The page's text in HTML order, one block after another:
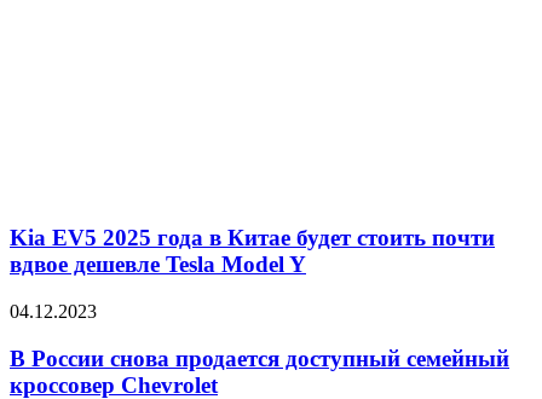
Kia EV5 2025 года в Китае будет стоить почти
вдвое дешевле Tesla Model Y
04.12.2023
В России снова продается доступный семейный
кроссовер Chevrolet